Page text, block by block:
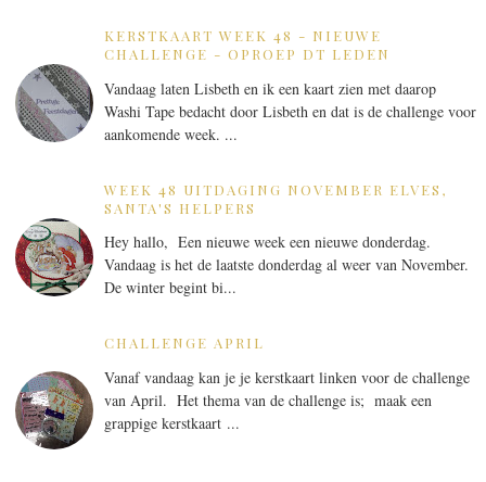
KERSTKAART WEEK 48 - NIEUWE
CHALLENGE - OPROEP DT LEDEN
Vandaag laten Lisbeth en ik een kaart zien met daarop
Washi Tape bedacht door Lisbeth en dat is de challenge voor
aankomende week. ...
WEEK 48 UITDAGING NOVEMBER ELVES,
SANTA'S HELPERS
Hey hallo, Een nieuwe week een nieuwe donderdag.
Vandaag is het de laatste donderdag al weer van November.
De winter begint bi...
CHALLENGE APRIL
Vanaf vandaag kan je je kerstkaart linken voor de challenge
van April. Het thema van de challenge is; maak een
grappige kerstkaart ...